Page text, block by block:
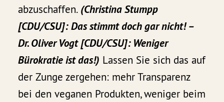
abzuschaffen. (Christina Stumpp
[CDU/CSU]: Das stimmt doch gar nicht! –
Dr. Oliver Vogt [CDU/CSU]: Weniger
Bürokratie ist das!) Lassen Sie sich das auf
der Zunge zergehen: mehr Transparenz
bei den veganen Produkten, weniger beim